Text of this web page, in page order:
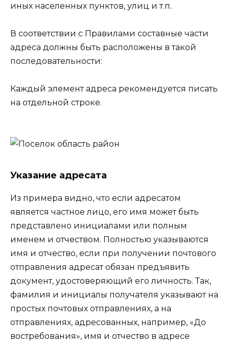
иных населенных пунктов, улиц и т.п.
В соответствии с Правилами составные части
адреса должны быть расположены в такой
последовательности:
Каждый элемент адреса рекомендуется писать
на отдельной строке.
Указание адресата
Из примера видно, что если адресатом
является частное лицо, его имя может быть
представлено инициалами или полным
именем и отчеством. Полностью указываются
имя и отчество, если при получении почтового
отправления адресат обязан предъявить
документ, удостоверяющий его личность. Так,
фамилия и инициалы получателя указывают на
простых почтовых отправлениях, а на
отправлениях, адресованных, например, «До
востребования», имя и отчество в адресе